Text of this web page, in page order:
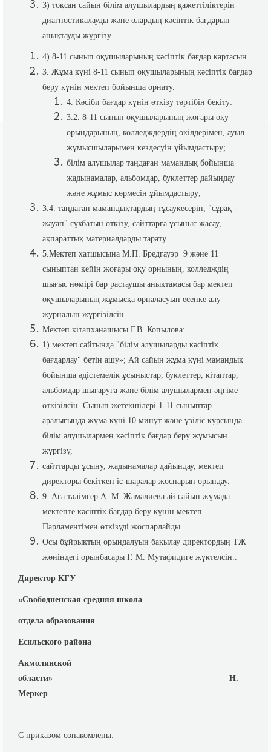
3) тоқсан сайын білім алушылардың қажеттіліктерін
диагностикалауды және олардың кәсіптік бағдарын
анықтауды жүргізу
4) 8-11 сынып оқушыларының кәсіптік бағдар картасын
3. Жұма күні 8-11 сынып оқушыларының кәсіптік бағдар
беру күнін мектеп бойынша орнату.
4. Кәсіби бағдар күнін өткізу тәртібін бекіту:
3.2. 8-11 сынып оқушыларының жоғары оқу
орындарының, колледждердің өкілдерімен, ауыл
жұмысшыларымен кездесуін ұйымдастыру;
білім алушылар таңдаған мамандық бойынша
жадынамалар, альбомдар, буклеттер дайындау
және жұмыс көрмесін ұйымдастыру;
3.4. таңдаған мамандықтардың тұсаукесерін, "сұрақ -
жауап" сұхбатын өткізу, сайттарға ұсыныс жасау,
ақпараттық материалдарды тарату.
5.Мектеп хатшысына М.П. Бредгауэр 9 және 11
сыныптан кейін жоғары оқу орнының, колледждің
шығыс нөмірі бар растаушы анықтамасы бар мектеп
оқушыларының жұмысқа орналасуын есепке алу
журналын жүргізілсін.
Мектеп кітапханашысы Г.В. Копылова:
1) мектеп сайтында "білім алушыларды кәсіптік
бағдарлау" бетін ашу»; Ай сайын жұма күні мамандық
бойынша әдістемелік ұсыныстар, буклеттер, кітаптар,
альбомдар шығаруға және білім алушылармен әңгіме
өткізілсін. Сынып жетекшілері 1-11 сыныптар
аралығында жұма күні 10 минут және үзіліс курсында
білім алушылармен кәсіптік бағдар беру жұмысын
жүргізу,
сайттарды ұсыну, жадынамалар дайындау, мектеп
директоры бекіткен іс-шаралар жоспарын орындау.
9. Аға тәлімгер А. М. Жамалиева ай сайын жұмада
мектепте кәсіптік бағдар беру күнін мектеп
Парламентімен өткізуді жоспарлайды.
Осы бұйрықтың орындалуын бақылау директордың ТЖ
жөніндегі орынбасары Г. М. Мутафидиге жүктелсін..
Директор КГУ
«Свободненская средняя школа
отдела образования
Есильского района
Акмолинской
области» Н.
Меркер
С приказом ознакомлены: